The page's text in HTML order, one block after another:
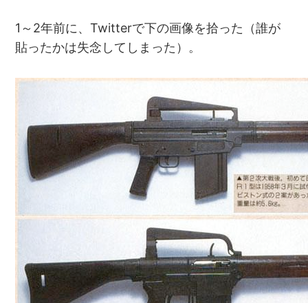
1～2年前に、Twitterで下の画像を拾った（誰が
貼ったかは失念してしまった）。